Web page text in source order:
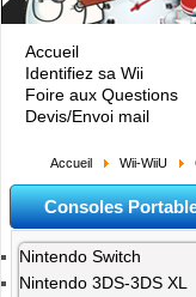
Accueil
Identifiez sa Wii
Foire aux Questions
Devis/Envoi mail
Accueil Wii-WiiU
Consoles
Nintendo Switch
Nintendo 3DS-3DS XL